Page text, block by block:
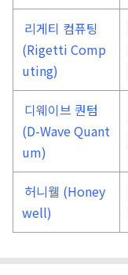
리게티 컴퓨팅
(Rigetti Comp
uting)
디웨이브 퀀텀
(D-Wave Quant
um)
허니웰 (Honey
well)